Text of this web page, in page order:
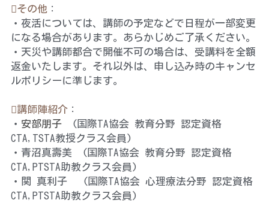
その他 ：
・夜活については、講師の予定などで日程が一部変更
になる場合があります。あらかじめご了承ください。
・天災や講師都合で開催不可の場合は、受講料を全額
返金いたします。それ以外は、申し込み時のキャンセ
ルポリシーに準じます。
講師陣紹介：
・ 安部朋子 (国際TA協会 教育分野 認定資格
CTA,TSTA教授クラス会員)
・青沼真壽美　(国際TA協会 教育分野 認定資格
CTA,PTSTA助教クラス会員)
・関 真利子 　(国際TA協会 心理療法分野 認定資格
CTA,PTSTA助教クラス会員)